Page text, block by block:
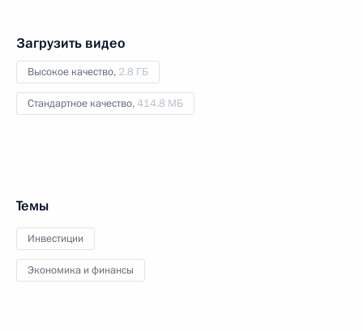
Загрузить видео
Высокое качество, 2.8 ГБ
Стандартное качество,414.8 МБ
Темы
Инвестиции
Экономика и финансы